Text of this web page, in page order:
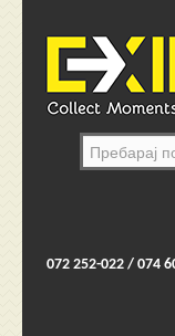
072 252-022 / 074